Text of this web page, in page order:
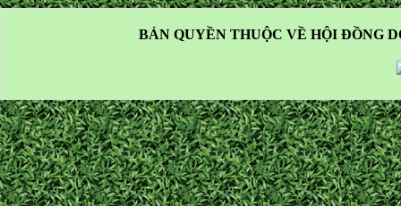
BẢN QUYỀN THUỘC VỀ HỘI ĐỒNG